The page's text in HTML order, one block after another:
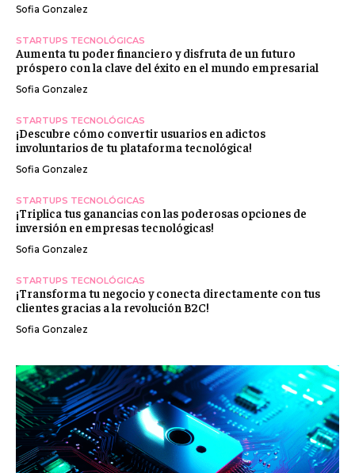
Sofia Gonzalez
STARTUPS TECNOLÓGICAS
Aumenta tu poder financiero y disfruta de un futuro
próspero con la clave del éxito en el mundo empresarial
Sofia Gonzalez
STARTUPS TECNOLÓGICAS
¡Descubre cómo convertir usuarios en adictos
involuntarios de tu plataforma tecnológica!
Sofia Gonzalez
STARTUPS TECNOLÓGICAS
¡Triplica tus ganancias con las poderosas opciones de
inversión en empresas tecnológicas!
Sofia Gonzalez
STARTUPS TECNOLÓGICAS
¡Transforma tu negocio y conecta directamente con tus
clientes gracias a la revolución B2C!
Sofia Gonzalez